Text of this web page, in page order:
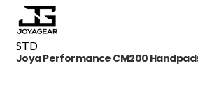
STD
Joya Performance CM200